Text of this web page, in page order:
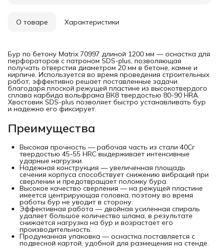
О товаре Характеристики
Бур по бетону Matrix 70997 длиной 1200 мм — оснастка для
перфораторов с патроном SDS-plus, позволяющая
получать отверстия диаметром 20 мм в бетоне, камне и
кирпиче. Используется во время проведения строительных
работ, эффективно решает поставленные задачи
благодаря плоской режущей пластине из высокотвердого
сплава карбида вольфрама ВК8 твердостью 80-90 HRA.
Хвостовик SDS-plus позволяет быстро устанавливать бур
и надежно его фиксирует.
Преимущества
Высокая прочность — рабочая часть из стали 40Cr
твердостью 45-55 HRC выдерживает интенсивные
ударные нагрузки.
Надежная конструкция — увеличенная площадь
сечения корпуса способствует снижению вибраций при
сверлении и предотвращает поломку бура.
Высокое качество сверления — на режущей пластине
имеется центрирующая головка, поэтому во время
работы бур не уводит в сторону.
Эффективная работа — двойная усиленная спираль
удаляет большое количество шлама, в результате
снижается нагрузка на бур и возрастает его
производительность.
Продуманная упаковка — оснастка поставляется с
подвесной картой, удобной для размещения на стенде.